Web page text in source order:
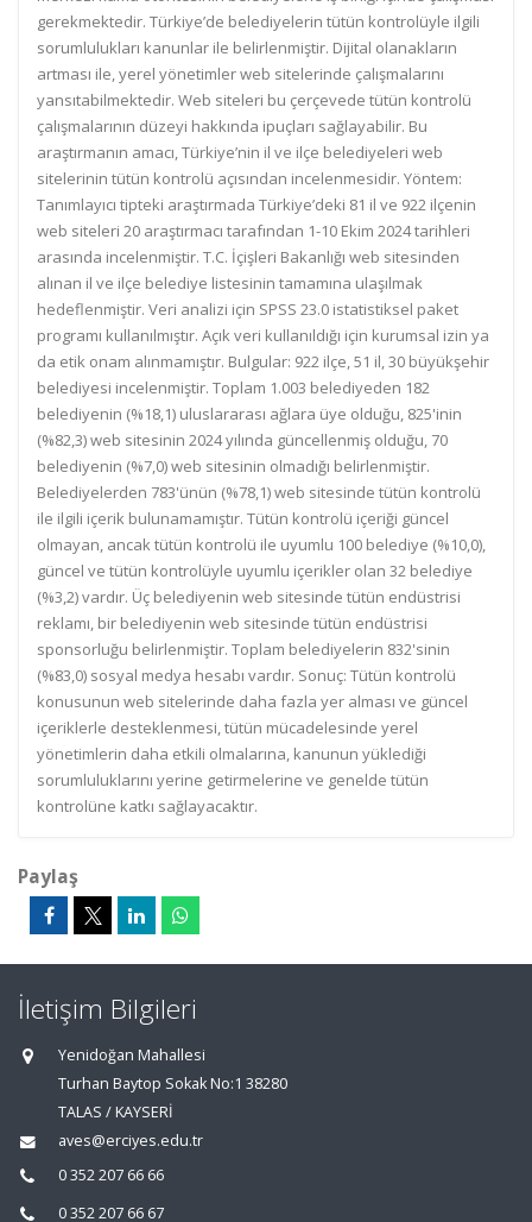
gerekmektedir. Türkiye’de belediyelerin tütün kontrolüyle ilgili
sorumlulukları kanunlar ile belirlenmiştir. Dijital olanakların
artması ile, yerel yönetimler web sitelerinde çalışmalarını
yansıtabilmektedir. Web siteleri bu çerçevede tütün kontrolü
çalışmalarının düzeyi hakkında ipuçları sağlayabilir. Bu
araştırmanın amacı, Türkiye’nin il ve ilçe belediyeleri web
sitelerinin tütün kontrolü açısından incelenmesidir. Yöntem:
Tanımlayıcı tipteki araştırmada Türkiye’deki 81 il ve 922 ilçenin
web siteleri 20 araştırmacı tarafından 1-10 Ekim 2024 tarihleri
arasında incelenmiştir. T.C. İçişleri Bakanlığı web sitesinden
alınan il ve ilçe belediye listesinin tamamına ulaşılmak
hedeflenmiştir. Veri analizi için SPSS 23.0 istatistiksel paket
programı kullanılmıştır. Açık veri kullanıldığı için kurumsal izin ya
da etik onam alınmamıştır. Bulgular: 922 ilçe, 51 il, 30 büyükşehir
belediyesi incelenmiştir. Toplam 1.003 belediyeden 182
belediyenin (%18,1) uluslararası ağlara üye olduğu, 825'inin
(%82,3) web sitesinin 2024 yılında güncellenmiş olduğu, 70
belediyenin (%7,0) web sitesinin olmadığı belirlenmiştir.
Belediyelerden 783'ünün (%78,1) web sitesinde tütün kontrolü
ile ilgili içerik bulunamamıştır. Tütün kontrolü içeriği güncel
olmayan, ancak tütün kontrolü ile uyumlu 100 belediye (%10,0),
güncel ve tütün kontrolüyle uyumlu içerikler olan 32 belediye
(%3,2) vardır. Üç belediyenin web sitesinde tütün endüstrisi
reklamı, bir belediyenin web sitesinde tütün endüstrisi
sponsorluğu belirlenmiştir. Toplam belediyelerin 832'sinin
(%83,0) sosyal medya hesabı vardır. Sonuç: Tütün kontrolü
konusunun web sitelerinde daha fazla yer alması ve güncel
içeriklerle desteklenmesi, tütün mücadelesinde yerel
yönetimlerin daha etkili olmalarına, kanunun yüklediği
sorumluluklarını yerine getirmelerine ve genelde tütün
kontrolüne katkı sağlayacaktır.
Paylaş
İletişim Bilgileri
Yenidoğan Mahallesi
Turhan Baytop Sokak No:1 38280
TALAS / KAYSERİ
aves@erciyes.edu.tr
0 352 207 66 66
0 352 207 66 67